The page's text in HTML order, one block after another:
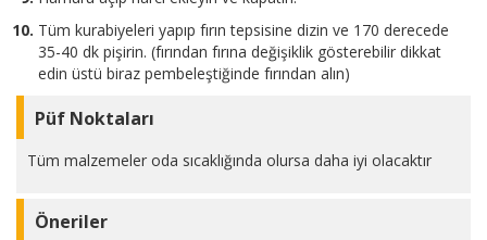
Tüm kurabiyeleri yapıp fırın tepsisine dizin ve 170 derecede
35-40 dk pişirin. (fırından fırına değişiklik gösterebilir dikkat
edin üstü biraz pembeleştiğinde fırından alın)
Püf Noktaları
Tüm malzemeler oda sıcaklığında olursa daha iyi olacaktır
Öneriler